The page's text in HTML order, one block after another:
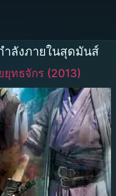
ลังภายในสุดมันส์
ยุทธจักร (2013)